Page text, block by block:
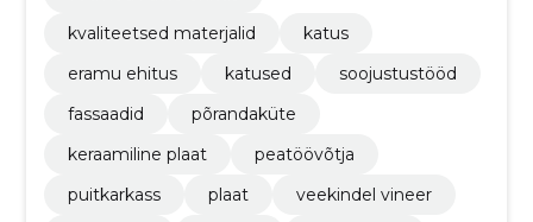
kvaliteetsed materjalid
katus
eramu ehitus
katused
soojustustööd
fassaadid
põrandaküte
keraamiline plaat
peatöövõtja
puitkarkass
plaat
veekindel vineer